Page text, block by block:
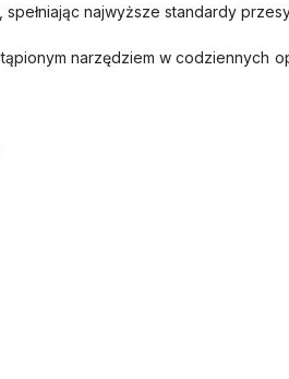
najwyższe standardy
narzędziem w